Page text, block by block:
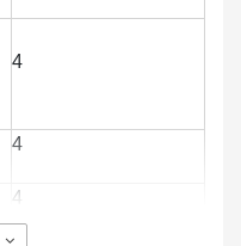
4
4
4